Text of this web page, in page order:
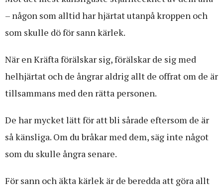
– någon som alltid har hjärtat utanpå kroppen och
som skulle dö för sann kärlek.
När en Kräfta förälskar sig, förälskar de sig med
helhjärtat och de ångrar aldrig allt de offrat om de är
tillsammans med den rätta personen.
De har mycket lätt för att bli sårade eftersom de är
så känsliga. Om du bråkar med dem, säg inte något
som du skulle ångra senare.
För sann och äkta kärlek är de beredda att göra allt